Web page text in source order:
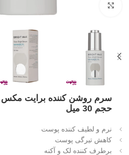
حجم 30 میل
نرم و لطیف کننده پوست
کاهش تیرگی پوست
برطرف کننده لک و آکنه